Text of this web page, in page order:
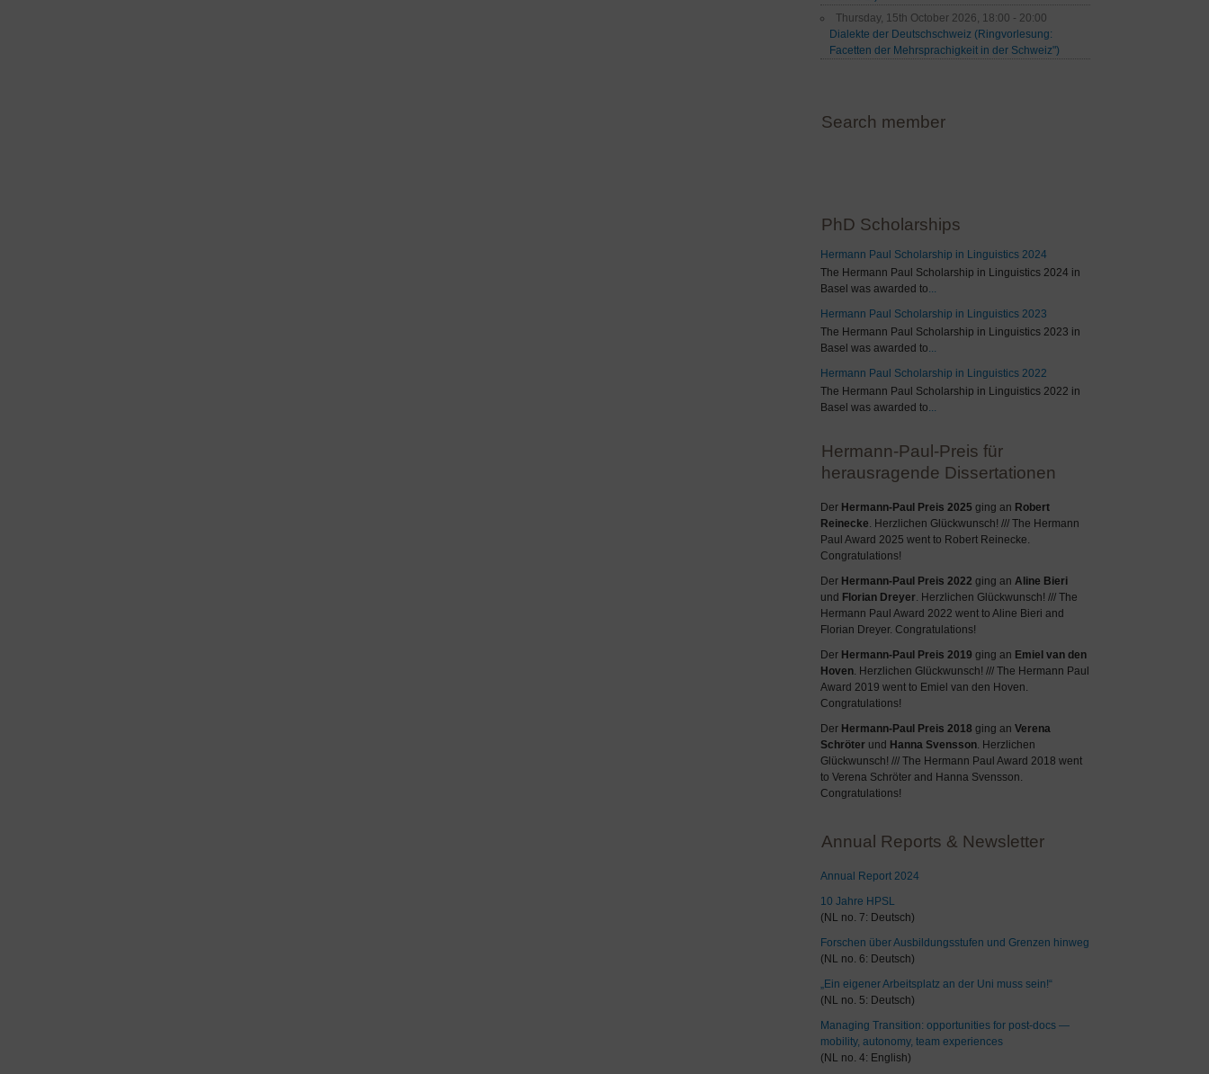
Thursday, 15th October 2026, 18:00 - 20:00
Dialekte der Deutschschweiz (Ringvorlesung:
Facetten der Mehrsprachigkeit in der Schweiz")
Search member
PhD Scholarships
Hermann Paul Scholarship in Linguistics 2024
The Hermann Paul Scholarship in Linguistics 2024 in
Basel was awarded to...
Hermann Paul Scholarship in Linguistics 2023
The Hermann Paul Scholarship in Linguistics 2023 in
Basel was awarded to...
Hermann Paul Scholarship in Linguistics 2022
The Hermann Paul Scholarship in Linguistics 2022 in
Basel was awarded to...
Hermann-Paul-Preis für
herausragende Dissertationen
Der Hermann-Paul Preis 2025 ging an Robert
Reinecke. Herzlichen Glückwunsch! /// The Hermann
Paul Award 2025 went to Robert Reinecke.
Congratulations!
Der Hermann-Paul Preis 2022 ging an Aline Bieri
und Florian Dreyer. Herzlichen Glückwunsch! /// The
Hermann Paul Award 2022 went to Aline Bieri and
Florian Dreyer. Congratulations!
Der Hermann-Paul Preis 2019 ging an Emiel van den
Hoven. Herzlichen Glückwunsch! /// The Hermann Paul
Award 2019 went to Emiel van den Hoven.
Congratulations!
Der Hermann-Paul Preis 2018 ging an Verena
Schröter und Hanna Svensson. Herzlichen
Glückwunsch! /// The Hermann Paul Award 2018 went
to Verena Schröter and Hanna Svensson.
Congratulations!
Annual Reports & Newsletter
Annual Report 2024
10 Jahre HPSL
(NL no. 7: Deutsch)
Forschen über Ausbildungsstufen und Grenzen hinweg
(NL no. 6: Deutsch)
„Ein eigener Arbeitsplatz an der Uni muss sein!“
(NL no. 5: Deutsch)
Managing Transition: opportunities for post-docs —
mobility, autonomy, team experiences
(NL no. 4: English)